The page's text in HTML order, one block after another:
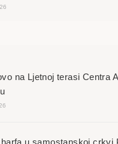
na Ljetnoj terasi Centra
u samostanskoj crkvi